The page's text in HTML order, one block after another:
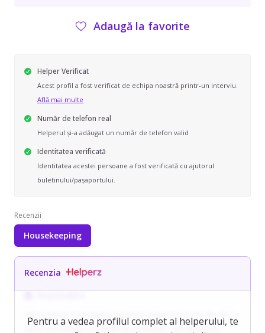
Adaugă la favorite
Helper Verificat
Acest profil a fost verificat de echipa noastră printr-un interviu.
Află mai multe
Număr de telefon real
Helperul și-a adăugat un număr de telefon valid
Identitatea verificată
Identitatea acestei persoane a fost verificată cu ajutorul
buletinului/pașaportului.
Recenzii
Housekeeping
Pentru a vedea profilul complet al helperului, te
Recenzia
vila in care existau si animale de companie. Este flexibilă în